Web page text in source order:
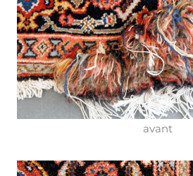
avant